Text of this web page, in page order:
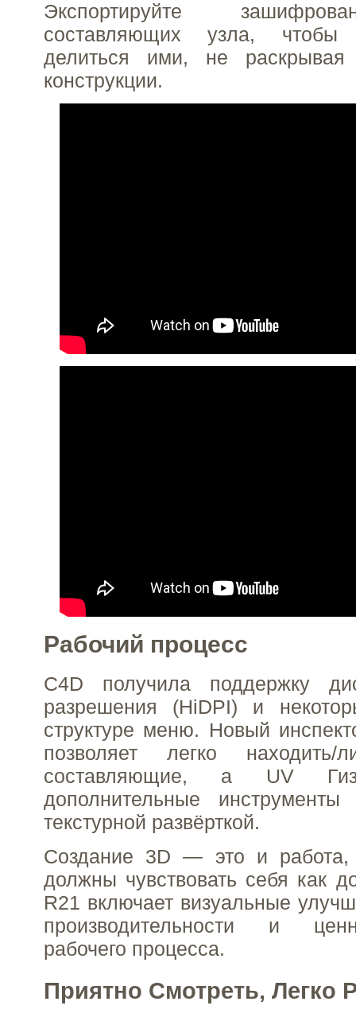
Экспортируйте
составляющих узла, чтобы
делиться ими, не раскрывая
конструкции.
Рабочий процесс
C4D получила поддержку
разрешения (HiDPI) и
структуре меню. Новый
позволяет легко находить/
составляющие, а UV
дополнительные
текстурной развёрткой.
Создание 3D — это и
должны чувствовать себя как
R21 включает визуальные
производительности и
рабочего процесса.
Приятно Смотреть, Легко